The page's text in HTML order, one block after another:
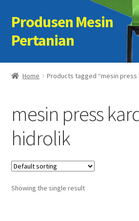
Skip
to
navigation
Skip
to
content
Produsen Mesin
Pertanian
Home
Cart
Checkout
Kontak Kami
My account
Home Products tagged “mesin press
mesin press
hidrolik
Showing the single result